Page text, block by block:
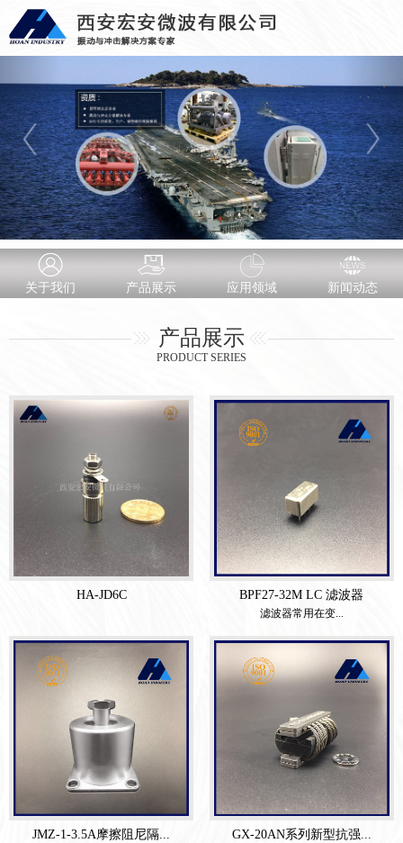
关于我们 产品展示 应用领域 新闻动态
产品展示
PRODUCT SERIES
HA-JD6C BPF27-32M LC 滤波器
滤波器常用在变...
JMZ-1-3.5A摩擦阻尼隔... GX-20AN系列新型抗强...